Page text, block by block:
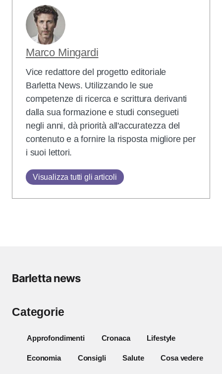
Marco Mingardi
Vice redattore del progetto editoriale
Barletta News. Utilizzando le sue
competenze di ricerca e scrittura derivanti
dalla sua formazione e studi consegueti
negli anni, dà priorità all'accuratezza del
contenuto e a fornire la risposta migliore per
i suoi lettori.
Visualizza tutti gli articoli
Barletta news
Categorie
Approfondimenti Cronaca Lifestyle
Economia Consigli Salute Cosa vedere